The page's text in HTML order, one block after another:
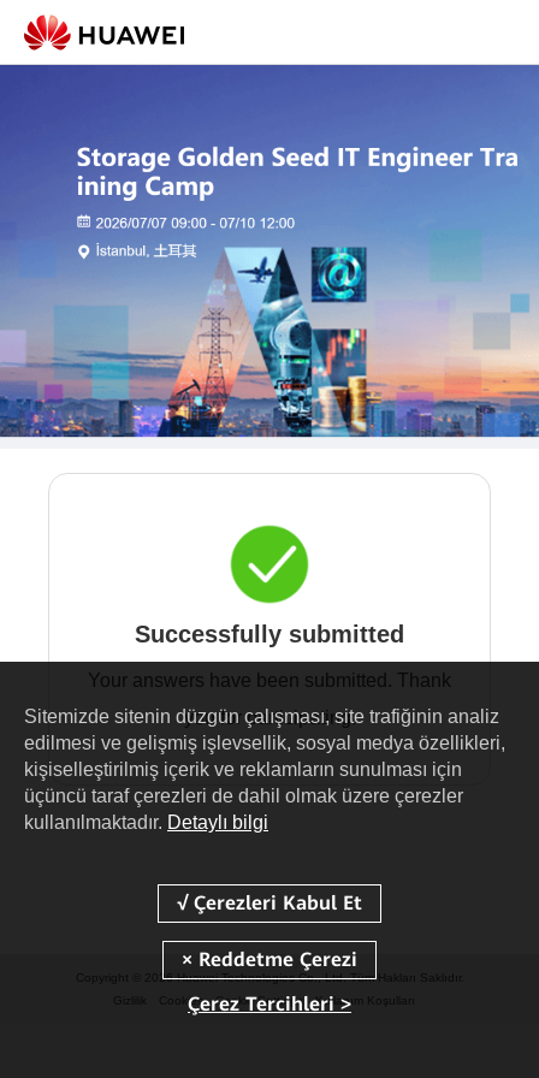
Successfully submitted
Your answers have been submitted. Thank
you for participating.
Copyright © 2026 Huawei Technologies Co., Ltd. Tüm Hakları Saklıdır.
Gizlilik
Cookies Cookie Settings Kullanım Koşulları
Sitemizde sitenin düzgün çalışması, site trafiğinin analiz
edilmesi ve gelişmiş işlevsellik, sosyal medya özellikleri,
kişiselleştirilmiş içerik ve reklamların sunulması için
üçüncü taraf çerezleri de dahil olmak üzere çerezler
kullanılmaktadır. Detaylı bilgi
Çerez Tercihleri >